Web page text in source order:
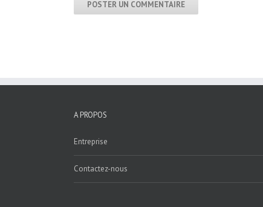
A PROPOS
Entreprise
Contactez-nous